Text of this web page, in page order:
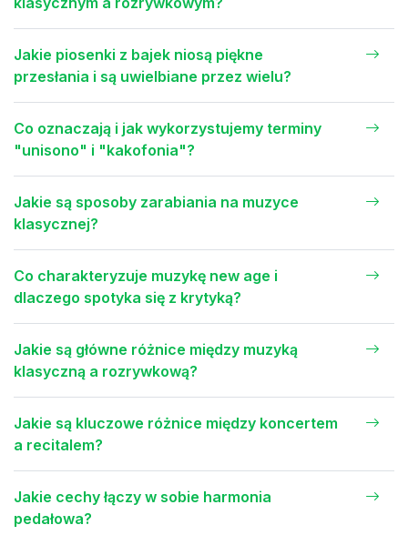
Jakie piosenki z bajek niosą piękne
przesłania i są uwielbiane przez wielu?
Co oznaczają i jak wykorzystujemy terminy
"unisono" i "kakofonia"?
Jakie są sposoby zarabiania na muzyce
klasycznej?
Co charakteryzuje muzykę new age i
dlaczego spotyka się z krytyką?
Jakie są główne różnice między muzyką
klasyczną a rozrywkową?
Jakie są kluczowe różnice między koncertem
a recitalem?
Jakie cechy łączy w sobie harmonia
pedałowa?